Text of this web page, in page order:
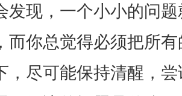
发现，一个小小的问
而你总觉得必须把所
，尽可能保持清醒，